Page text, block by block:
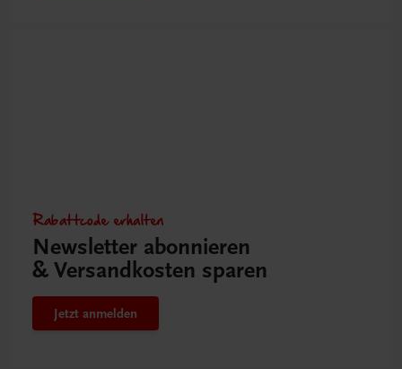
Rabattcode erhalten
Newsletter abonnieren
& Versandkosten sparen
Jetzt anmelden